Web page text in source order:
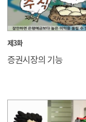
제3화
증권시장의 기능